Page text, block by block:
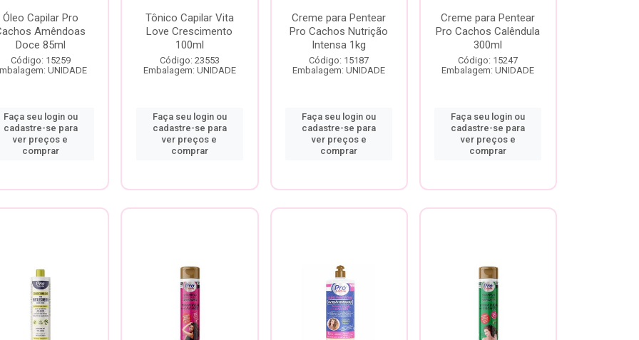
Óleo Capilar Pro
Amêndoas
Doce 85ml
Código: 15259
UNIDADE
Faça seu login ou
cadastre-se para
ver preços e
comprar
Tônico Capilar Vita
Love Crescimento
100ml
Código: 23553
Embalagem: UNIDADE
Faça seu login ou
cadastre-se para
ver preços e
comprar
Creme para Pentear
Pro Cachos Nutrição
Intensa 1kg
Código: 15187
Embalagem: UNIDADE
Faça seu login ou
cadastre-se para
ver preços e
comprar
Creme para Pentear
Pro Cachos Calêndula
300ml
Código: 15247
Embalagem: UNIDADE
Faça seu login ou
cadastre-se para
ver preços e
comprar